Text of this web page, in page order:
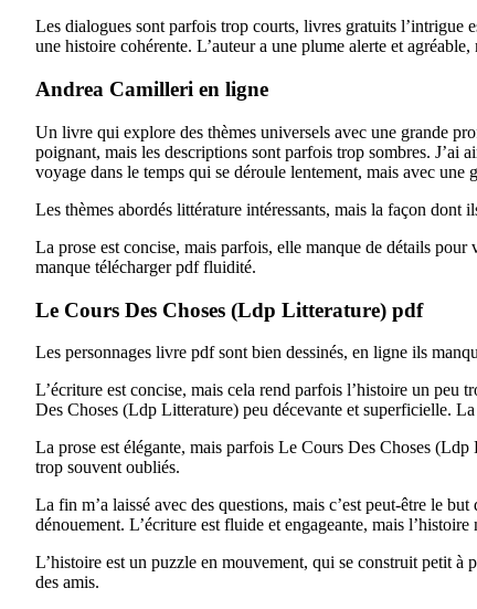
Les dialogues sont parfois trop courts, livres gratuits l’intrigue
une histoire cohérente. L’auteur a une plume alerte et
Andrea Camilleri en ligne
Un livre qui explore des thèmes universels avec une grande
poignant, mais les descriptions sont parfois trop sombres. J’ai
voyage dans le temps qui se déroule lentement, mais avec une
Les thèmes abordés littérature intéressants, mais la façon
La prose est concise, mais parfois, elle manque de détails
manque télécharger pdf fluidité.
Le Cours Des Choses (Ldp Litterature) pdf
Les personnages livre pdf sont bien dessinés, en ligne ils
L’écriture est concise, mais cela rend parfois l’histoire un peu
Des Choses (Ldp Litterature) peu décevante et superficielle.
La prose est élégante, mais parfois Le Cours Des Choses (Ldp
trop souvent oubliés.
La fin m’a laissé avec des questions, mais c’est peut-être le
dénouement. L’écriture est fluide et engageante, mais
L’histoire est un puzzle en mouvement, qui se construit petit
des amis.